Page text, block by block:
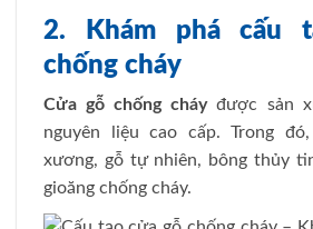
2. Khám phá cấu
chống cháy
Cửa gỗ chống cháyđược sản
nguyên liệu cao cấp. Trong
xương, gỗ tự nhiên, bông thủy
gioăng chống cháy.